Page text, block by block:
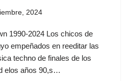
2024
1990-2024 Los chicos de
empeñados en reeditar las
techno de finales de los
elos años 90,s…